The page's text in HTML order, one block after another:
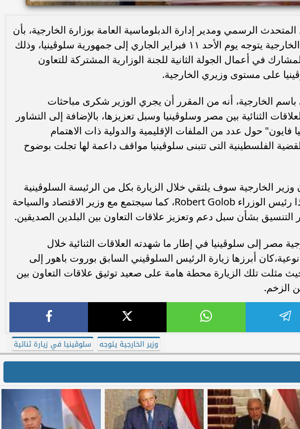
الرسمي ومدير إدارة الدبلوماسية العامة بوزارة الخارجية، بأن
السيد سامح شكري وزير الخارجية يتوجه يوم الأحد ١١ فبراير الجاري إلى جمهورية سلوڤينيا، وذلك
في أعمال الجولة الثانية للجنة الوزارية المشتركة للتعاون
على مستوى وزيري الخارجية.
الخارجية، أنه من المقرر أن يجري الوزير شكرى مباحثات
الثنائية بين مصر وسلوڤينيا وسبل تعزيزها، بالإضافة إلى التشاور
فايون" حول عدد من الملفات الإقليمية والدولية ذات الاهتمام
الفلسطينية التى تتبنى سلوڤينيا مواقف داعمة لها تجلت بوضوح
الخارجية سوف يلتقي خلال الزيارة بكل من الرئيسة السلوڤينية
Nataša Pirc Musar، وكذا رئيس الوزراء Robert Golob، كما سيجتمع مع وزير الاقتصاد والسياحة
بشأن سبل دعم وتعزيز علاقات التعاون بين البلدين الصديقين.
مصر إلى سلوڤينيا في إطار ما شهدته العلاقات الثنائية خلال
أبرزها زيارة الرئيس السلوڤيني السابق بوروت باهور إلى
في ديسمبر ٢٠١٦، حيث مثلت تلك الزيارة محطة هامة على صعيد توثيق علاقات التعاون بين
الزخم.
وزير الخارجية يتوجه سلوڤينيا في زيارة ثنائية